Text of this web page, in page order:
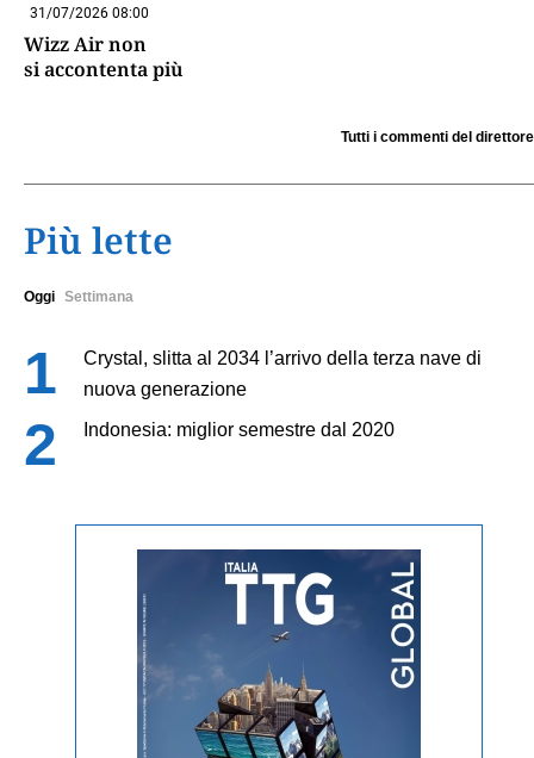
31/07/2026 08:00
Wizz Air non
si accontenta più
Tutti i commenti del direttore
Più lette
Oggi Settimana
Crystal, slitta al 2034 l’arrivo della terza nave di
nuova generazione
Indonesia: miglior semestre dal 2020